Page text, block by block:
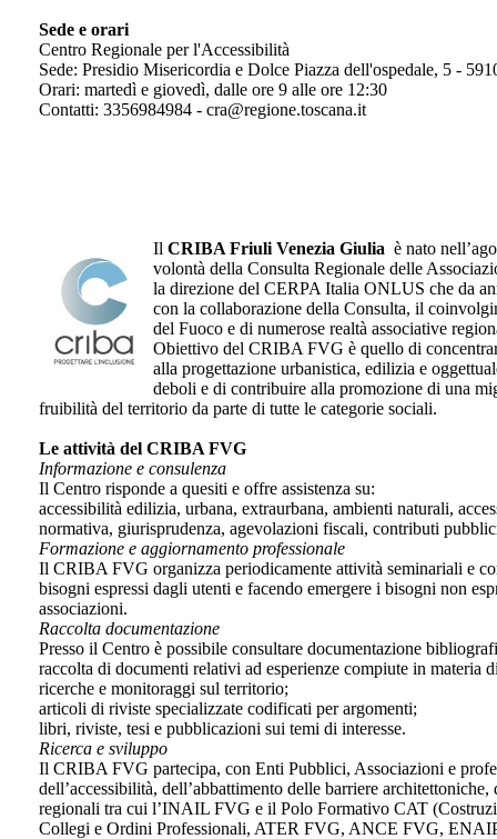
Sede e orari
Centro Regionale per l'Accessibilità
Sede: Presidio Misericordia e Dolce Piazza dell'ospedale, 5 -
Orari: martedì e giovedì, dalle ore 9 alle ore 12:30
Contatti: 3356984984 - cra@regione.toscana.it
Il CRIBA Friuli Venezia Giulia è nato
volontà della Consulta Regionale delle
la direzione del CERPA Italia ONLUS che da
con la collaborazione della Consulta, il
del Fuoco e di numerose realtà associative
Obiettivo del CRIBA FVG è quello di
alla progettazione urbanistica, edilizia e
deboli e di contribuire alla promozione di una
fruibilità del territorio da parte di tutte le categorie sociali.
Le attività del CRIBA FVG
Informazione e consulenza
Il Centro risponde a quesiti e offre assistenza su:
accessibilità edilizia, urbana, extraurbana, ambienti naturali,
normativa, giurisprudenza, agevolazioni fiscali, contributi
Formazione e aggiornamento professionale
Il CRIBA FVG organizza periodicamente attività seminariali e
bisogni espressi dagli utenti e facendo emergere i bisogni non
associazioni.
Raccolta documentazione
Presso il Centro è possibile consultare documentazione
raccolta di documenti relativi ad esperienze compiute in materia
ricerche e monitoraggi sul territorio;
articoli di riviste specializzate codificati per argomenti;
libri, riviste, tesi e pubblicazioni sui temi di interesse.
Ricerca e sviluppo
Il CRIBA FVG partecipa, con Enti Pubblici, Associazioni e
dell’accessibilità, dell’abbattimento delle barriere
regionali tra cui l’INAIL FVG e il Polo Formativo CAT
Collegi e Ordini Professionali, ATER FVG, ANCE FVG,